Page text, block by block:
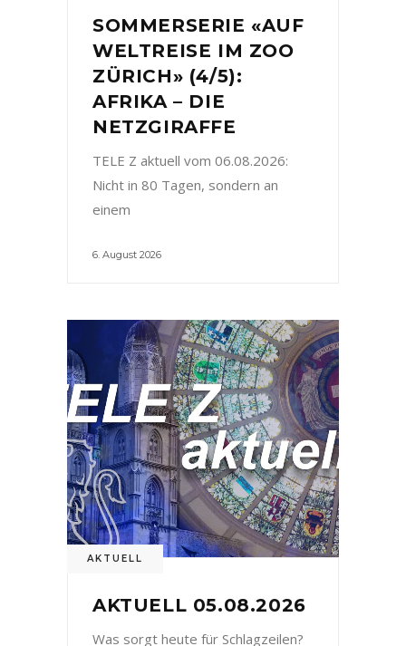
SOMMERSERIE «AUF
WELTREISE IM ZOO
ZÜRICH» (4/5):
AFRIKA – DIE
NETZGIRAFFE
TELE Z aktuell vom 06.08.2026:
Nicht in 80 Tagen, sondern an
einem
6. August 2026
AKTUELL
AKTUELL 05.08.2026
Was sorgt heute für Schlagzeilen?